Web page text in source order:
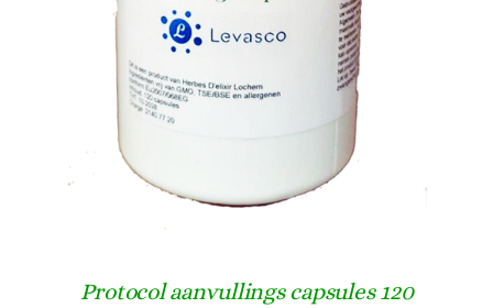
Protocol aanvullings capsules 120